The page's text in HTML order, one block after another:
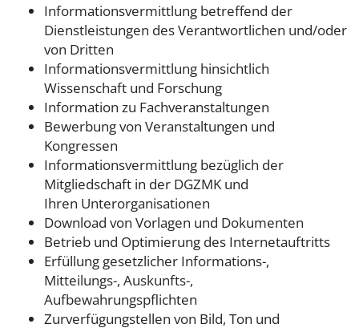
Informationsvermittlung betreffend der
Dienstleistungen des Verantwortlichen und/oder
von Dritten
Informationsvermittlung hinsichtlich
Wissenschaft und Forschung
Information zu Fachveranstaltungen
Bewerbung von Veranstaltungen und
Kongressen
Informationsvermittlung bezüglich der
Mitgliedschaft in der DGZMK und
Ihren Unterorganisationen
Download von Vorlagen und Dokumenten
Betrieb und Optimierung des Internetauftritts
Erfüllung gesetzlicher Informations-,
Mitteilungs-, Auskunfts-,
Aufbewahrungspflichten
Zurverfügungstellen von Bild, Ton und